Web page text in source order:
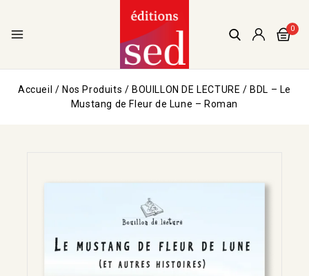
0
Accueil / Nos Produits / BOUILLON DE LECTURE / BDL – Le
Mustang de Fleur de Lune – Roman